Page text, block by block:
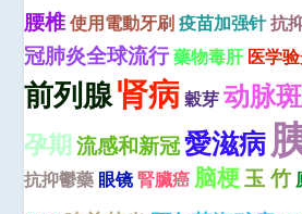
腰椎使用電動牙刷 疫苗加强针抗
冠肺炎全球流行藥物毒肝 医学
前列腺肾病 穀芽 动脉
孕期 流感和新冠愛滋病
抗抑鬱藥 眼镜腎臟癌 脑梗玉 竹